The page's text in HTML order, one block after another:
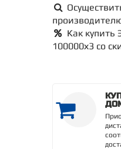
Как купить
100000х3 со